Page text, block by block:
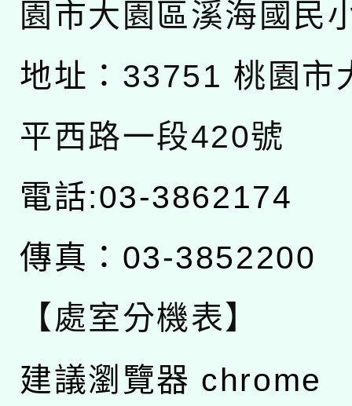
園市大園區溪海國民
地址： 33751 桃園市
平西路一段420號
電話:03-3862174
傳真：03-3852200
【處室分機表】
建議瀏覽器 chrome